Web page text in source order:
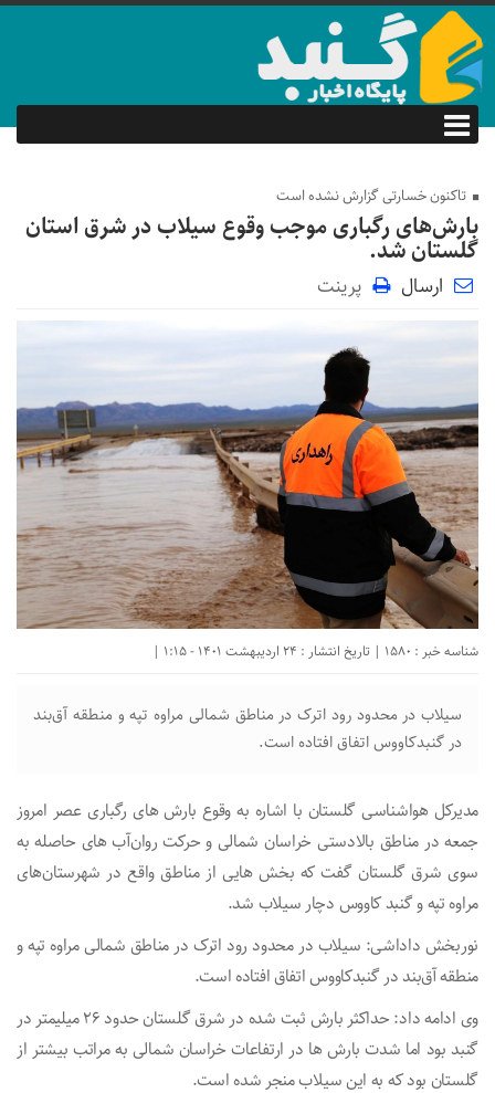
تاکنون خسارتی گزارش نشده است
بارش‌های رگباری موجب وقوع سیلاب در شرق استان
گلستان شد.
ارسال پرینت
شناسه خبر : 1580 | تاریخ انتشار : 24 اردیبهشت 1401 - 1:15 |
سیلاب در محدود رود اترک در مناطق شمالی مراوه تپه و منطقه آق‌بند
در گنبدکاووس اتفاق افتاده است.
مدیرکل هواشناسی گلستان با اشاره به وقوع بارش های رگباری عصر امروز
جمعه در مناطق بالادستی خراسان شمالی و حرکت روان‌آب های حاصله به
سوی شرق گلستان گفت که بخش هایی از مناطق واقع در شهرستان‌های
مراوه تپه و گنبد کاووس دچار سیلاب شد.
نوربخش داداشی:‌ سیلاب در محدود رود اترک در مناطق شمالی مراوه تپه و
منطقه آق‌بند در گنبدکاووس اتفاق افتاده است.
وی ادامه داد: حداکثر بارش ثبت شده در شرق گلستان حدود ۲۶ میلیمتر در
گنبد بود اما شدت بارش ها در ارتفاعات خراسان شمالی به مراتب بیشتر از
گلستان بود که به این سیلاب منجر شده است.